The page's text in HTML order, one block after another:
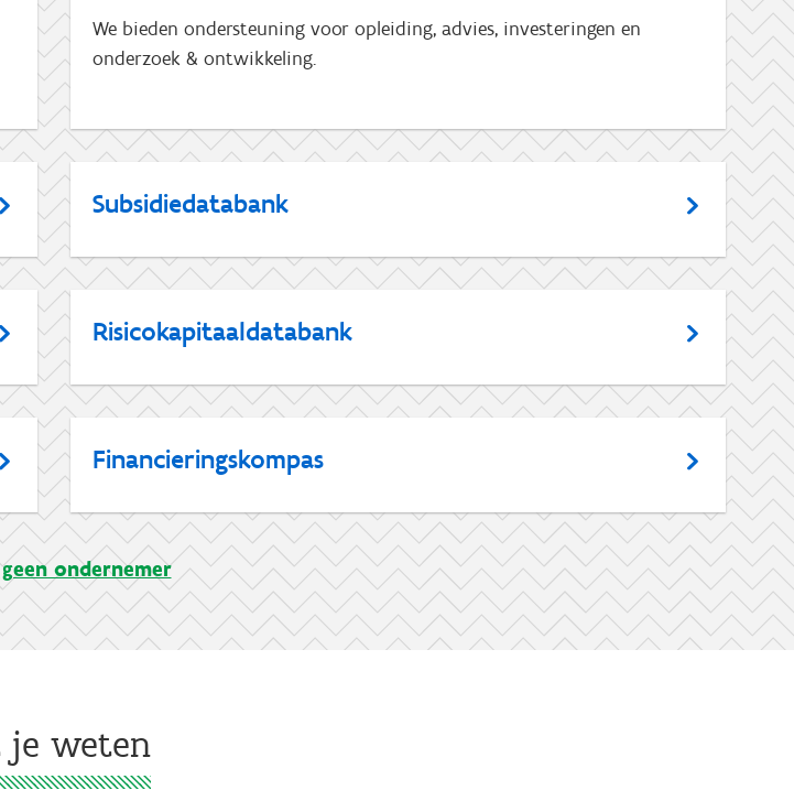
We bieden ondersteuning voor opleiding, advies, investeringen en
onderzoek & ontwikkeling.
Subsidiedatabank
Risicokapitaaldatabank
Financieringskompas
ondernemer
je weten